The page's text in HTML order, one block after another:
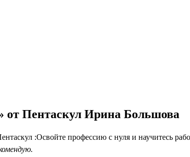
от Пентаскул Ирина Большова
:Освойте профессию с нуля и научитесь